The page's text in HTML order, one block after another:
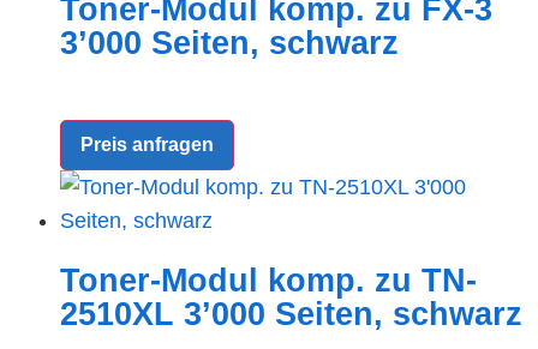
Toner-Modul komp. zu FX-3
3’000 Seiten, schwarz
Preis anfragen
Toner-Modul komp. zu TN-
2510XL 3’000 Seiten, schwarz